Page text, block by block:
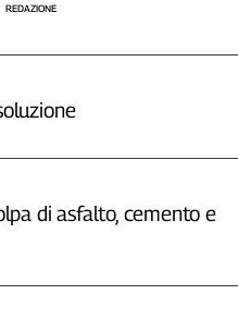
REDAZIONE
di asfalto, cemento e